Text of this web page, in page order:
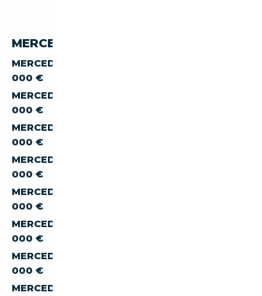
MERCEDES-BENZ SL 380 PAR PRIX
MERCEDES-BENZ SL SL-380 À MOINS DE 20
000 €
MERCEDES-BENZ SL SL-380 À MOINS DE 30
000 €
MERCEDES-BENZ SL SL-380 À MOINS DE 40
000 €
MERCEDES-BENZ SL SL-380 À MOINS DE 50
000 €
MERCEDES-BENZ SL SL-380 À MOINS DE 60
000 €
MERCEDES-BENZ SL SL-380 À MOINS DE 70
000 €
MERCEDES-BENZ SL SL-380 À MOINS DE 80
000 €
MERCEDES-BENZ SL SL-380 À MOINS DE 90